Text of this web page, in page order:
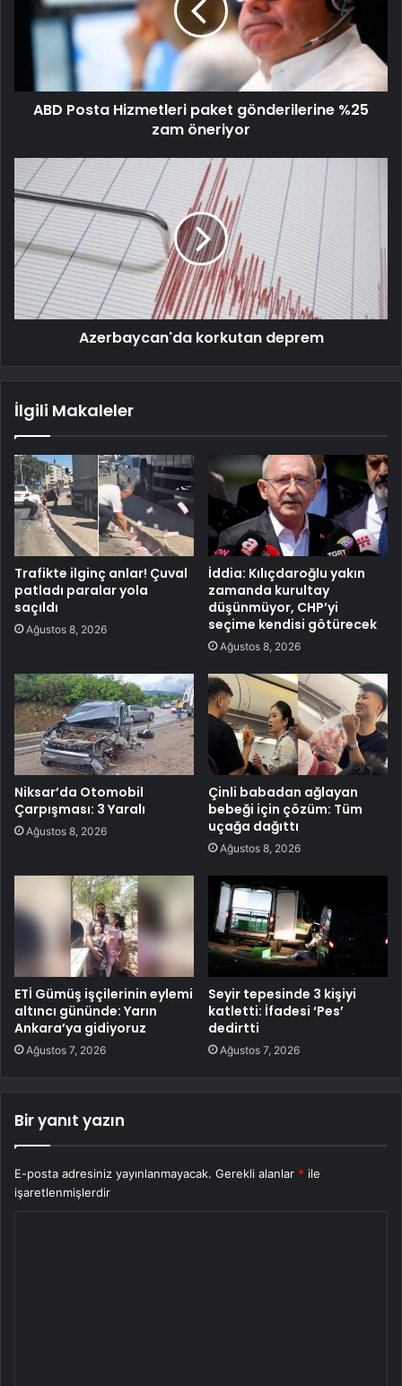
ABD Posta Hizmetleri paket gönderilerine %25
zam öneriyor
Azerbaycan'da korkutan deprem
İlgili Makaleler
Trafikte ilginç anlar! Çuval
patladı paralar yola
saçıldı
Ağustos 8, 2026
İddia: Kılıçdaroğlu yakın
zamanda kurultay
düşünmüyor, CHP’yi
seçime kendisi götürecek
Ağustos 8, 2026
Niksar’da Otomobil
Çarpışması: 3 Yaralı
Ağustos 8, 2026
Çinli babadan ağlayan
bebeği için çözüm: Tüm
uçağa dağıttı
Ağustos 8, 2026
ETİ Gümüş işçilerinin eylemi
altıncı gününde: Yarın
Ankara’ya gidiyoruz
Ağustos 7, 2026
Seyir tepesinde 3 kişiyi
katletti: İfadesi ‘Pes’
dedirtti
Ağustos 7, 2026
Bir yanıt yazın
E-posta adresiniz yayınlanmayacak. Gerekli alanlar * ile
işaretlenmişlerdir